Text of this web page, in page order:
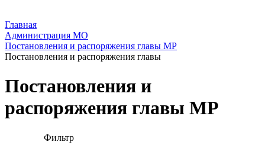
Главная
Администрация МО
Постановления и распоряжения главы МР
Постановления и распоряжения главы
Постановления и
распоряжения главы МР
Фильтр